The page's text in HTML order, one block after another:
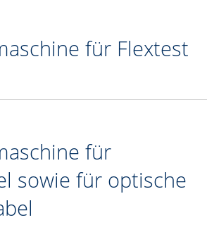
für Flextest
für
sowie für optische